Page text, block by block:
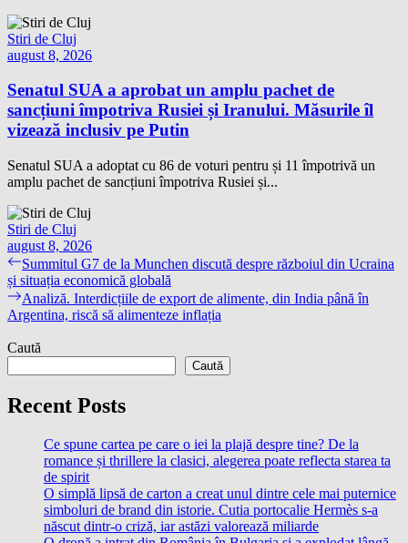
Stiri de Cluj
august 8, 2026
Senatul SUA a aprobat un amplu pachet de
sancțiuni împotriva Rusiei și Iranului. Măsurile îl
vizează inclusiv pe Putin
Senatul SUA a adoptat cu 86 de voturi pentru și 11 împotrivă un
amplu pachet de sancțiuni împotriva Rusiei și...
Stiri de Cluj
august 8, 2026
Navigare
în
articole
Previous
post:
Summitul G7 de la Munchen discută despre războiul din Ucraina
și situația economică globală
Next
post:
Analiză. Interdicțiile de export de alimente, din India până în
Argentina, riscă să alimenteze inflația
Caută
Caută
Recent Posts
Ce spune cartea pe care o iei la plajă despre tine? De la
romance și thrillere la clasici, alegerea poate reflecta starea ta
de spirit
O simplă lipsă de carton a creat unul dintre cele mai puternice
simboluri de brand din istorie. Cutia portocalie Hermès s-a
născut dintr-o criză, iar astăzi valorează miliarde